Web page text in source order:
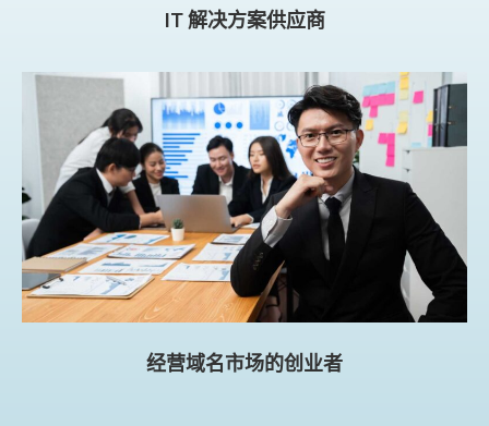
IT 解决方案供应商
经营域名市场的创业者